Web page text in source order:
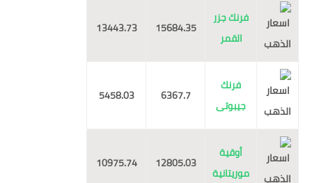
فرنك جزر
القمر
15684.35
13443.73
فرنك
جيبوتى
6367.7
5458.03
أوقية
موريتانية
12805.03
10975.74